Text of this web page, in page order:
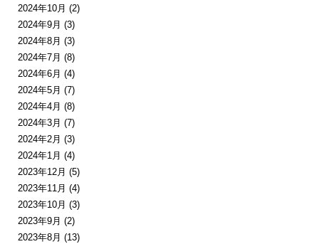
2024年10月 (2)
2024年9月 (3)
2024年8月 (3)
2024年7月 (8)
2024年6月 (4)
2024年5月 (7)
2024年4月 (8)
2024年3月 (7)
2024年2月 (3)
2024年1月 (4)
2023年12月 (5)
2023年11月 (4)
2023年10月 (3)
2023年9月 (2)
2023年8月 (13)